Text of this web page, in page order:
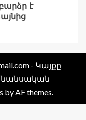
է
- Կայքը
by AF themes.